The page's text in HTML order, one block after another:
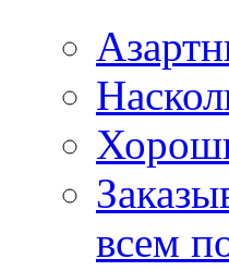
всем